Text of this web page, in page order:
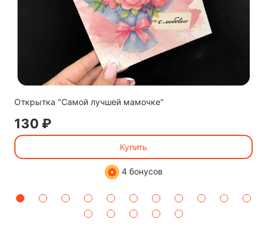
Открытка "Самой лучшей мамочке"
130 ₽
Купить
4 бонусов